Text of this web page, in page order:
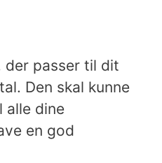
der passer til dit
Den skal kunne
alle dine
en god